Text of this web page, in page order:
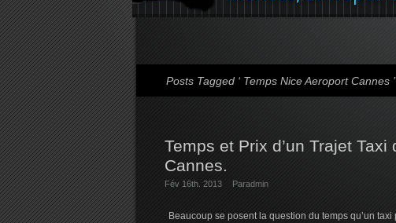
Posts Tagged ‘ Temps Nice Aeroport Cannes ’
Temps et Prix d’un Trajet Taxi
Cannes.
Fév 16th. 2013 Paradmin
Beaucoup se posent la question du temps qu’un